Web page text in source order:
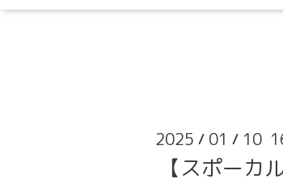
2025 / 01 / 10
【スポーカ